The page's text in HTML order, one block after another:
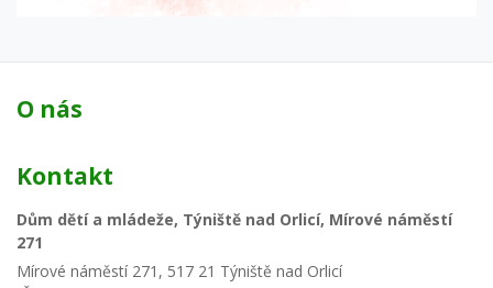
O nás
Kontakt
Dům dětí a mládeže, Týniště nad Orlicí, Mírové náměstí
271
Mírové náměstí 271, 517 21 Týniště nad Orlicí